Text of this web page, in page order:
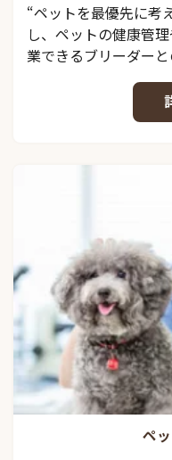
“ペットを最優先に考
し、ペットの健康管
業できるブリーダーと
ペ